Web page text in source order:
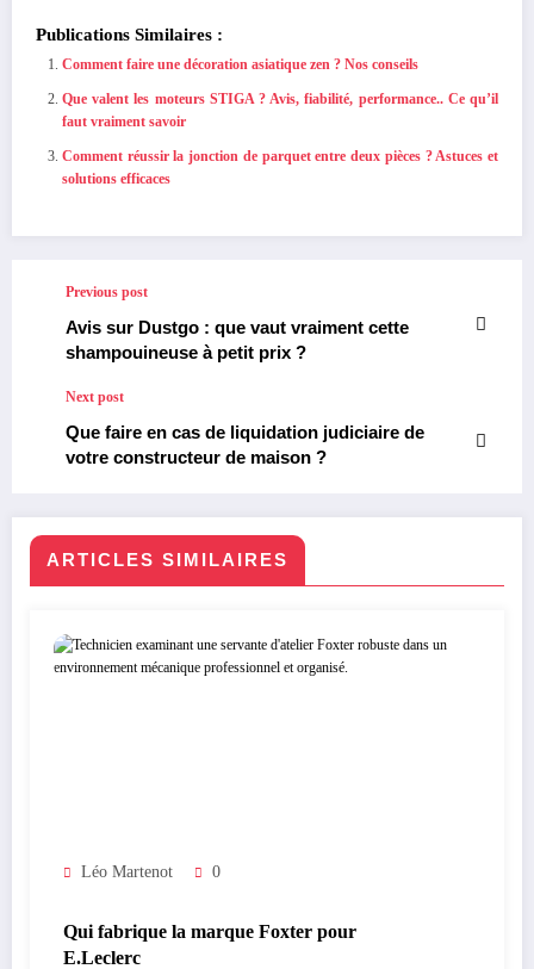
Publications Similaires :
Comment faire une décoration asiatique zen ? Nos conseils
Que valent les moteurs STIGA ? Avis, fiabilité, performance.. Ce qu’il
faut vraiment savoir
Comment réussir la jonction de parquet entre deux pièces ? Astuces et
solutions efficaces
Previous post
Avis sur Dustgo : que vaut vraiment cette
shampouineuse à petit prix ?
Next post
Que faire en cas de liquidation judiciaire de
votre constructeur de maison ?
ARTICLES SIMILAIRES
Léo Martenot 0
Qui fabrique la marque Foxter pour
E.Leclerc